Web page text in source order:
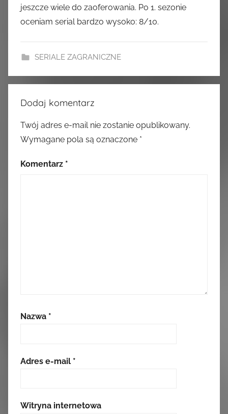
jeszcze wiele do zaoferowania. Po 1. sezonie
oceniam serial bardzo wysoko: 8/10.
SERIALE ZAGRANICZNE
Dodaj komentarz
Twój adres e-mail nie zostanie opublikowany.
Wymagane pola są oznaczone *
Komentarz *
Nazwa *
Adres e-mail *
Witryna internetowa